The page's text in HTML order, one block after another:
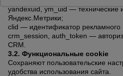
yandexuid, ym_uid — технические
Яндекс.Метрики;
clid — идентификатор рекламного
crm_session, auth_token —
CRM.
3.2. Функциональные cookie
Сохраняют пользовательские
удобства использования сайта.